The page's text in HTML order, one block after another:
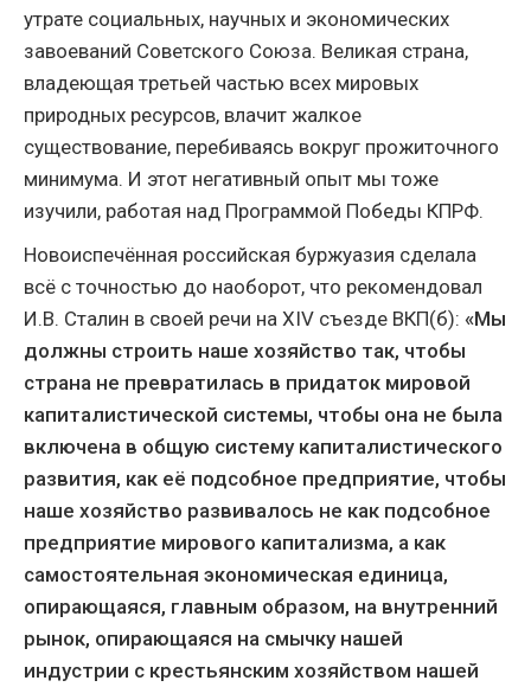
утрате социальных, научных и экономических
завоеваний Советского Союза. Великая страна,
владеющая третьей частью всех мировых
природных ресурсов, влачит жалкое
существование, перебиваясь вокруг прожиточного
минимума. И этот негативный опыт мы тоже
изучили, работая над Программой Победы КПРФ.
Новоиспечённая российская буржуазия сделала
всё с точностью до наоборот, что рекомендовал
И.В. Сталин в своей речи на XIV съезде ВКП(б): «Мы
должны строить наше хозяйство так, чтобы
страна не превратилась в придаток мировой
капиталистической системы, чтобы она не была
включена в общую систему капиталистического
развития, как её подсобное предприятие, чтобы
наше хозяйство развивалось не как подсобное
предприятие мирового капитализма, а как
самостоятельная экономическая единица,
опирающаяся, главным образом, на внутренний
рынок, опирающаяся на смычку нашей
индустрии с крестьянским хозяйством нашей